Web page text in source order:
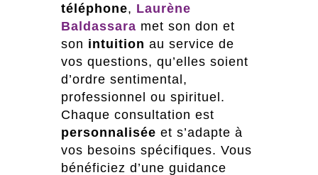
téléphone, Laurène
Baldassara met son don et
son intuition au service de
vos questions, qu’elles soient
d’ordre sentimental,
professionnel ou spirituel.
Chaque consultation est
personnalisée et s’adapte à
vos besoins spécifiques. Vous
bénéficiez d’une guidance